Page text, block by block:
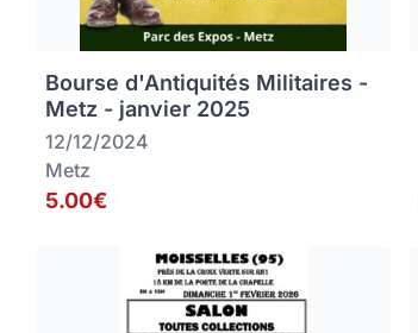
Bourse d'Antiquités Militaires -
Metz - janvier 2025
12/12/2024
Metz
5.00€